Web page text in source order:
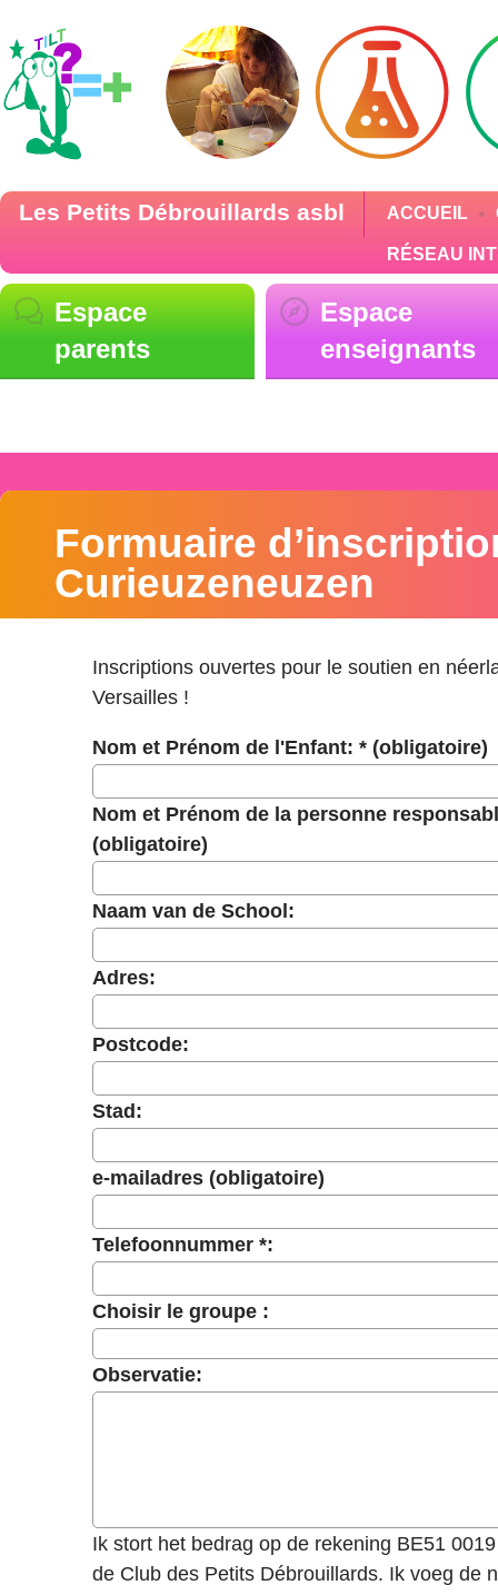
Les Petits Débrouillards asbl ACCUEIL
RÉSEAU
Espace
parents
Espace
enseignants
Formuaire
Curieuzeneuzen
Inscriptions ouvertes pour le soutien en
Versailles !
Nom et Prénom de l'Enfant: *(obligatoire)
Nom et Prénom de la personne
(obligatoire)
Naam van de School:
Adres:
Postcode:
Stad:
e-mailadres(obligatoire)
Telefoonnummer *:
Choisir le groupe :
Observatie:
Ik stort het bedrag op de rekening BE51
de Club des Petits Débrouillards. Ik voeg de